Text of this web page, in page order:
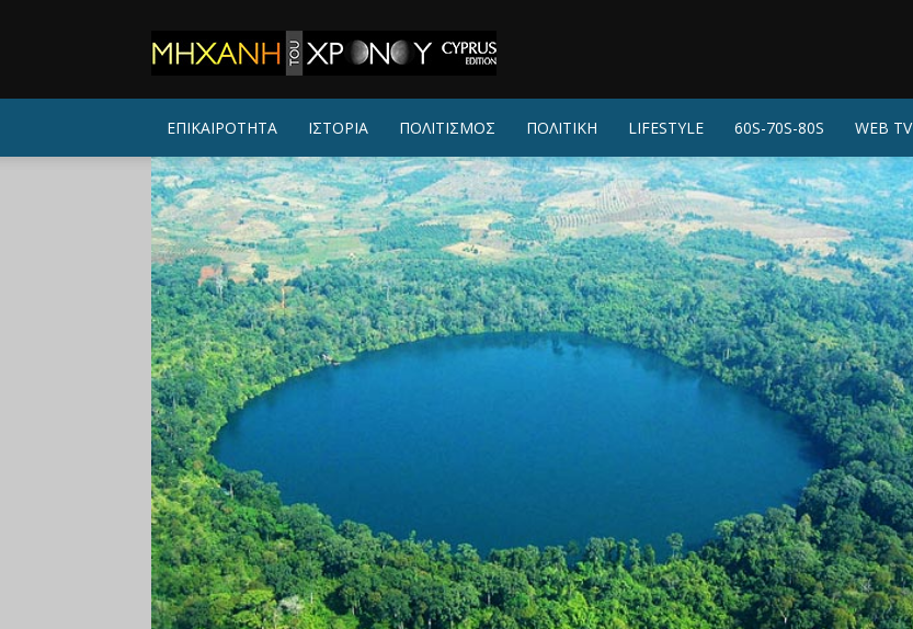
ΤΟΥ
ΧΡΟΝΟΥ
ΕΠΙΚΑΙΡΟΤΗΤΑ ΙΣΤΟΡΙΑ ΠΟΛΙΤΙΣΜΟΣ ΠΟΛΙΤΙΚΗ LIFESTYLE 60S-70S-80S WEB TV